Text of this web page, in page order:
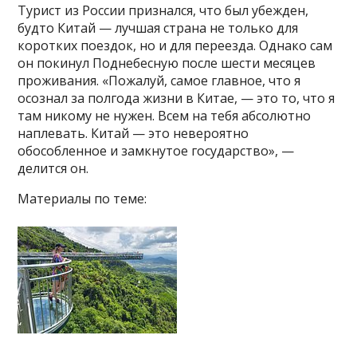
Турист из России признался, что был убежден,
будто Китай — лучшая страна не только для
коротких поездок, но и для переезда. Однако сам
он покинул Поднебесную после шести месяцев
проживания. «Пожалуй, самое главное, что я
осознал за полгода жизни в Китае, — это то, что я
там никому не нужен. Всем на тебя абсолютно
наплевать. Китай — это невероятно
обособленное и замкнутое государство», —
делится он.
Материалы по теме: